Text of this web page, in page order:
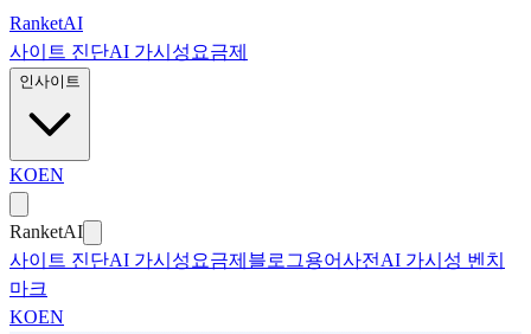
본문으로 건너뛰기
RanketAI
사이트 진단AI 가시성 요금제
인사이트
KOEN
RanketAI
사이트 진단AI 가시성 요금제 블로그용어사전 AI 가시성 벤치
마크
KOEN